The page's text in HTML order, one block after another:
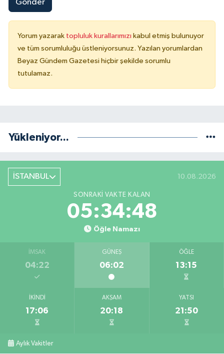
Gönder
Yorum yazarak topluluk kurallarımızı kabul etmiş bulunuyor
ve tüm sorumluluğu üstleniyorsunuz. Yazılan yorumlardan
Beyaz Gündem Gazetesi hiçbir şekilde sorumlu
tutulamaz.
Yükleniyor...
İSTANBUL 10.08.2026
SONRAKI VAKTE KALAN
05:34:48
Öğle Namazı
İMSAK
04:22
GÜNEŞ
06:02
ÖĞLE
13:15
İKINDI
17:06
AKŞAM
20:18
YATSI
21:50
Aylık Vakitler